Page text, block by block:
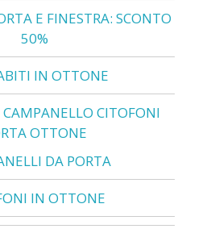
E FINESTRA: SCONTO
50%
IN OTTONE
CITOFONI
OTTONE
DA PORTA
IN OTTONE